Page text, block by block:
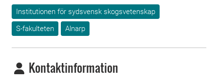
Institutionen för sydsvensk skogsvetenskap
S-fakulteten
Alnarp
Kontaktinformation